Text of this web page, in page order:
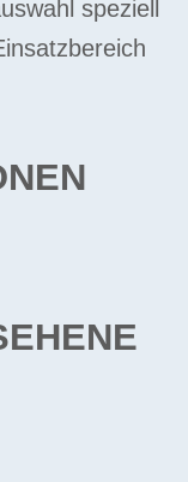
speziell